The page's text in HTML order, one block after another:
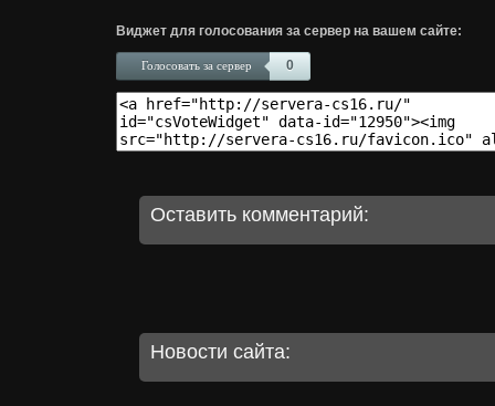
Виджет для голосования за сервер на вашем сайте:
0
Голосовать за сервер
Оставить комментарий:
Новости сайта: